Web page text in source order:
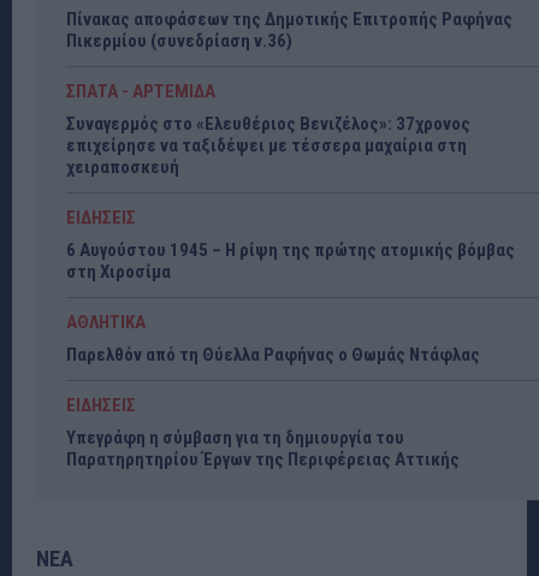
Πίνακας αποφάσεων της Δημοτικής Επιτροπής Ραφήνας
Πικερμίου (συνεδρίαση ν.36)
ΣΠΑΤΑ - ΑΡΤΕΜΙΔΑ
Συναγερμός στο «Ελευθέριος Βενιζέλος»: 37χρονος
επιχείρησε να ταξιδέψει με τέσσερα μαχαίρια στη
χειραποσκευή
ΕΙΔΗΣΕΙΣ
6 Αυγούστου 1945 – Η ρίψη της πρώτης ατομικής βόμβας
στη Χιροσίμα
ΑΘΛΗΤΙΚΑ
Παρελθόν από τη Θύελλα Ραφήνας ο Θωμάς Ντάφλας
ΕΙΔΗΣΕΙΣ
Υπεγράφη η σύμβαση για τη δημιουργία του
Παρατηρητηρίου Έργων της Περιφέρειας Αττικής
ΝΕΑ